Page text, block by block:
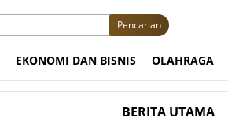
Pencarian
EKONOMI DAN BISNIS OLAHRAGA
BERITA UTAMA